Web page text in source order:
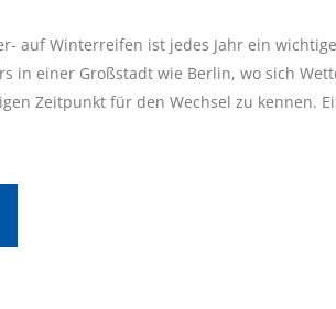
auf Winterreifen ist jedes Jahr ein
in einer Großstadt wie Berlin, wo sich
Zeitpunkt für den Wechsel zu kennen.